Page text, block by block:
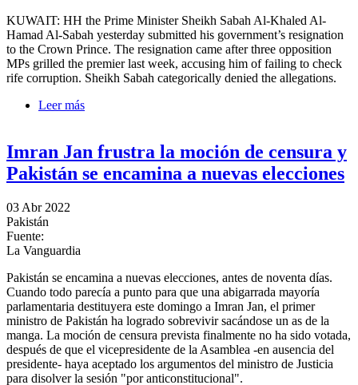
KUWAIT: HH the Prime Minister Sheikh Sabah Al-Khaled Al-
Hamad Al-Sabah yesterday submitted his government’s resignation
to the Crown Prince. The resignation came after three opposition
MPs grilled the premier last week, accusing him of failing to check
rife corruption. Sheikh Sabah categorically denied the allegations.
Leer más
Imran Jan frustra la moción de censura y
Pakistán se encamina a nuevas elecciones
03 Abr 2022
Pakistán
Fuente:
La Vanguardia
Pakistán se encamina a nuevas elecciones, antes de noventa días.
Cuando todo parecía a punto para que una abigarrada mayoría
parlamentaria destituyera este domingo a Imran Jan, el primer
ministro de Pakistán ha logrado sobrevivir sacándose un as de la
manga. La moción de censura prevista finalmente no ha sido votada,
después de que el vicepresidente de la Asamblea -en ausencia del
presidente- haya aceptado los argumentos del ministro de Justicia
para disolver la sesión "por anticonstitucional".